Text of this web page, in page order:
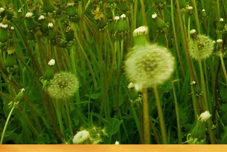
esslinger-talblick_26